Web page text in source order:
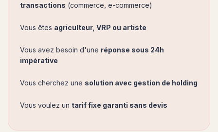
transactions (commerce, e-commerce)
Vous êtes agriculteur, VRP ou artiste
Vous avez besoin d'une réponse sous 24h
impérative
Vous cherchez une solution avec gestion de holding
Vous voulez un tarif fixe garanti sans devis